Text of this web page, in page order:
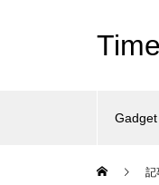
Gadget
記